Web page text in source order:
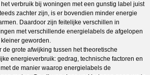
verbruik bij woningen met een gunstig label juist
zachter zijn, is er bovendien minder energie
Daardoor zijn feitelijke verschillen in
met verschillende energielabels de afgelopen
geworden.
de grote afwijking tussen het theoretische
energieverbruik: gedrag, technische factoren en
de manier waarop energielabels de